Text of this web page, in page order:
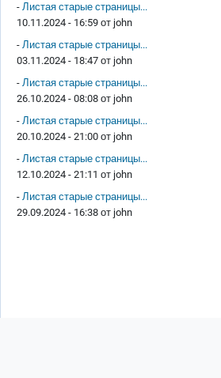
- Листая старые страницы...
10.11.2024 - 16:59 от john
- Листая старые страницы...
03.11.2024 - 18:47 от john
- Листая старые страницы...
26.10.2024 - 08:08 от john
- Листая старые страницы...
20.10.2024 - 21:00 от john
- Листая старые страницы...
12.10.2024 - 21:11 от john
- Листая старые страницы...
29.09.2024 - 16:38 от john